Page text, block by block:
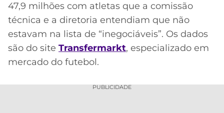
MELHORES
APPS
DE
APOSTAS
CASSINOS
FLAMENGO
FLUMINENSE
PREMIER
LEAGUE
COPA
SUL-
47,9 milhões com atletas que a comissão
técnica e a diretoria entendiam que não
estavam na lista de “inegociáveis”. Os dados
são do site Transfermarkt, especializado em
mercado do futebol.
PUBLICIDADE